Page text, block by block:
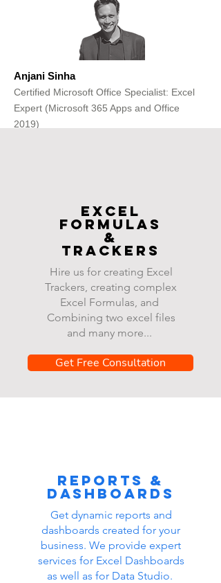
Anjani Sinha
Certified Microsoft Office Specialist: Excel
Expert (Microsoft 365 Apps and Office
2019)
Excel
FOrmulas
&
Trackers
Hire us for creating Excel
Trackers, creating complex
Excel Formulas, and
Combining two excel files
and many more...
Get Free Consultation
Reports &
dashboards
Get dynamic reports and
dashboards created for your
business. We provide expert
services for Excel Dashboards
as well as for Data Studio.